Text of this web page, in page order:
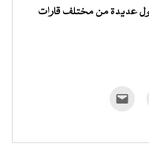
دول عديدة من مختلف قارات
للطباعة
الإلكتروني